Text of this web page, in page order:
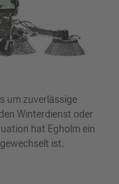
um zuverlässige
Winterdienst oder
hat Egholm ein
ist.